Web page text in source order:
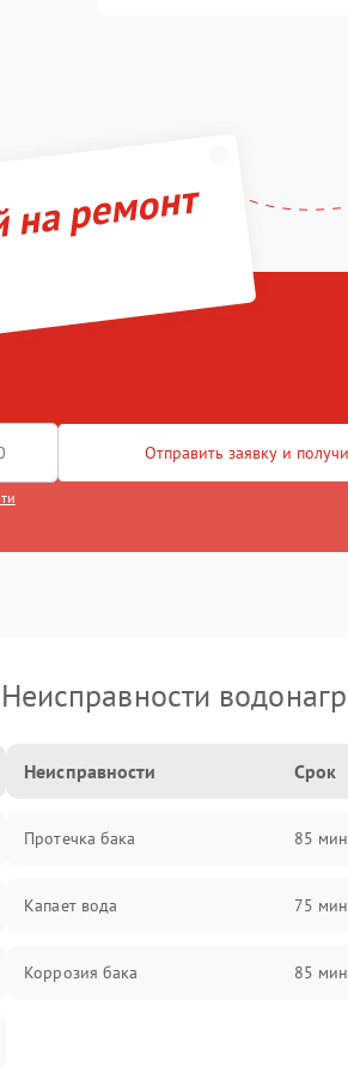
ремонт
Отправить заявку и
Неисправности
Неисправности Срок
Протечка бака 85 мин
Капает вода 75 мин
Коррозия бака 85 мин